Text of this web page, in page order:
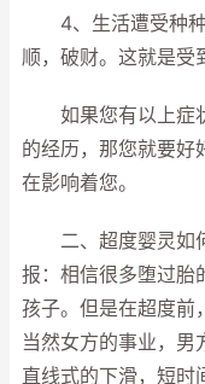
4、生活遭受种种
顺，破财。这就是受
如果您有以上症状
的经历，那您就要好
在影响着您。
二、超度婴灵如何
报：相信很多堕过胎
孩子。但是在超度前
当然女方的事业，男
直线式的下滑，短时